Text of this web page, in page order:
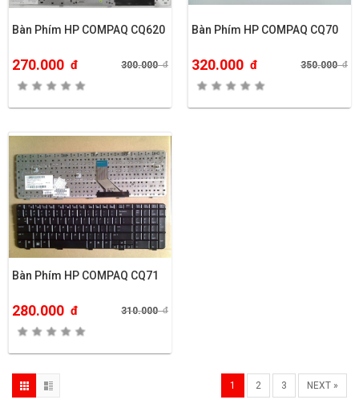
Bàn Phím HP COMPAQ CQ620
270.000 đ 300.000đ
Bàn Phím HP COMPAQ CQ70
320.000 đ 350.000đ
Bàn Phím HP COMPAQ CQ71
280.000 đ 310.000đ
1 2 3 NEXT »